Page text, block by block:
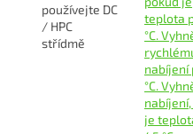
používejte DC
/ HPC
střídmě
teplota
°C.
nabíjení
°C.
je